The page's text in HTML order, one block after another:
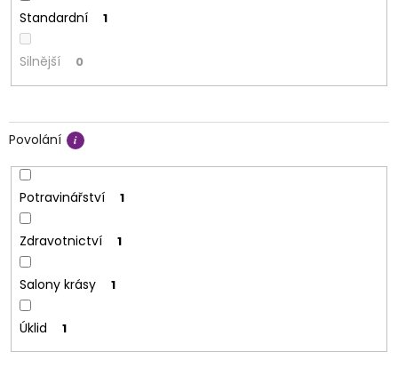
Standardní 1
Silnější 0
Povolání
Potravinářství 1
Zdravotnictví 1
Salony krásy 1
Úklid 1